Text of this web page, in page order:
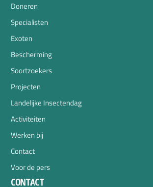
Doneren
Specialisten
Exoten
Bescherming
Soortzoekers
Projecten
Landelijke Insectendag
Activiteiten
Werken bij
Contact
Voor de pers
CONTACT